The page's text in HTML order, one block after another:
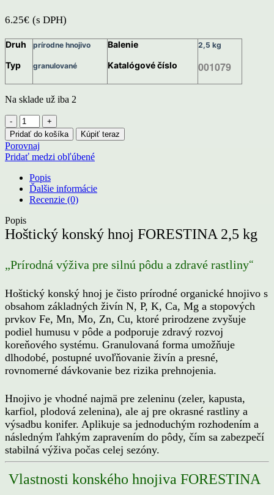
6.25€ (s DPH)
Druh
Typ
prírodne hnojivo
granulované
Balenie
Katalógové číslo
2,5 kg
001079
Na sklade už iba 2
množstvo
Hoštický
konský
hnoj
FORESTINA
2,5
kg
Pridať do košíka Kúpiť teraz
Porovnaj
Pridať medzi obľúbené
Popis
Ďalšie informácie
Recenzie (0)
Popis
Hoštický konský hnoj FORESTINA 2,5 kg
„Prírodná výživa pre silnú pôdu a zdravé rastliny“
Hoštický konský hnoj je čisto prírodné organické hnojivo s
obsahom základných živín N, P, K, Ca, Mg a stopových
prvkov Fe, Mn, Mo, Zn, Cu, ktoré prirodzene zvyšuje
podiel humusu v pôde a podporuje zdravý rozvoj
koreňového systému. Granulovaná forma umožňuje
dlhodobé, postupné uvoľňovanie živín a presné,
rovnomerné dávkovanie bez rizika prehnojenia.
Hnojivo je vhodné najmä pre zeleninu (zeler, kapusta,
karfiol, plodová zelenina), ale aj pre okrasné rastliny a
výsadbu konifer. Aplikuje sa jednoduchým rozhodením a
následným ľahkým zapravením do pôdy, čím sa zabezpečí
stabilná výživa počas celej sezóny.
Vlastnosti konského hnojiva FORESTINA